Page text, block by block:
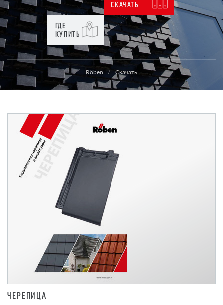
ГДЕ
КУПИТЬ
СКАЧАТЬ
Röben Скачать
ЧЕРЕПИЦА